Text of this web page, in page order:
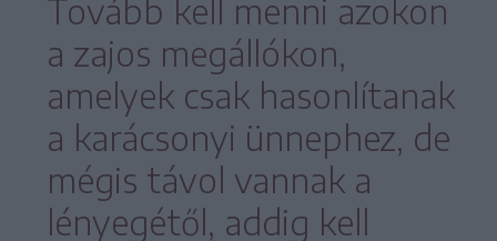
Tovább kell menni azokon
a zajos megállókon,
amelyek csak hasonlítanak
a karácsonyi ünnephez, de
mégis távol vannak a
lényegétől, addig kell